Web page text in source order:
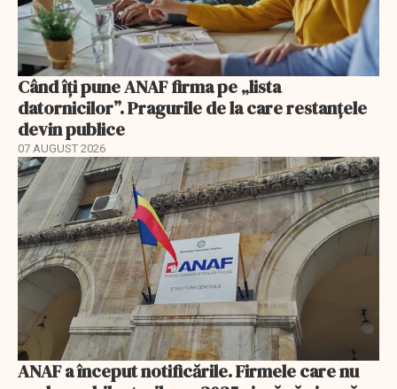
Când îți pune ANAF firma pe „lista
datornicilor”. Pragurile de la care restanțele
devin publice
07 AUGUST 2026
ANAF a început notificările. Firmele care nu